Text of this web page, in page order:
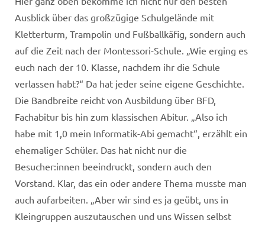
Ausblick über das großzügige Schulgelände mit
Kletterturm, Trampolin und Fußballkäfig, sondern auch
auf die Zeit nach der Montessori-Schule. „Wie erging es
euch nach der 10. Klasse, nachdem ihr die Schule
verlassen habt?“ Da hat jeder seine eigene Geschichte.
Die Bandbreite reicht von Ausbildung über BFD,
Fachabitur bis hin zum klassischen Abitur. „Also ich
habe mit 1,0 mein Informatik-Abi gemacht“, erzählt ein
ehemaliger Schüler. Das hat nicht nur die
Besucher:innen beeindruckt, sondern auch den
Vorstand. Klar, das ein oder andere Thema musste man
auch aufarbeiten. „Aber wir sind es ja geübt, uns in
Kleingruppen auszutauschen und uns Wissen selbst